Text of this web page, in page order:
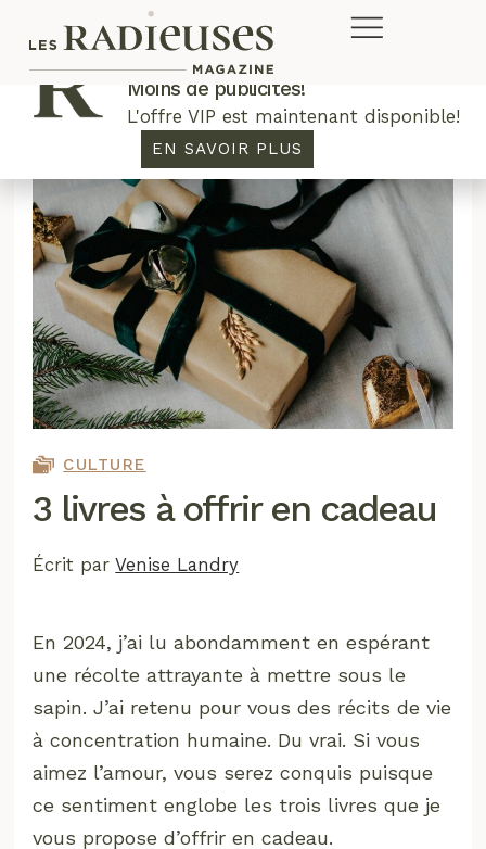
CULTURE
3 livres à offrir en cadeau
Écrit parVenise Landry
En 2024, j’ai lu abondamment en espérant
une récolte attrayante à mettre sous le
sapin. J’ai retenu pour vous des récits de vie
à concentration humaine. Du vrai. Si vous
aimez l’amour, vous serez conquis puisque
ce sentiment englobe les trois livres que je
vous propose d’offrir en cadeau.
Plus de concours. Plus de rabais.
Moins de publicités!
L'offre VIP est maintenant disponible!
EN SAVOIR PLUS